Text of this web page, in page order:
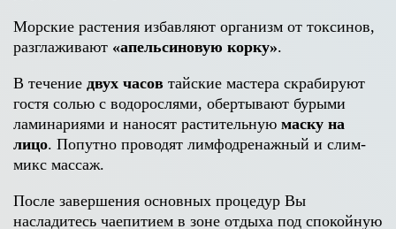
Морские растения избавляют организм от токсинов,
разглаживают «апельсиновую корку».
В течение двух часов тайские мастера скрабируют
гостя солью с водорослями, обертывают бурыми
ламинариями и наносят растительную маску на
лицо. Попутно проводят лимфодренажный и слим-
микс массаж.
После завершения основных процедур Вы
насладитесь чаепитием в зоне отдыха под спокойную